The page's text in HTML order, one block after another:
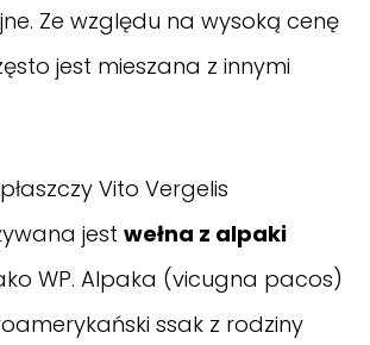
Ze względu na wysoką cenę
jest mieszana z innymi
Vito Vergelis
jest wełna z alpaki
WP. Alpaka (vicugna pacos)
ssak z rodziny